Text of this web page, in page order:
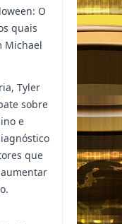
O
quais
Michael
Tyler
sobre
e
que